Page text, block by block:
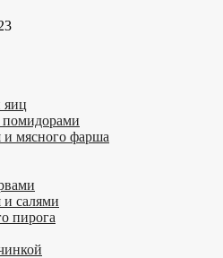
яиц
и мясного фарша
и салями
пирога